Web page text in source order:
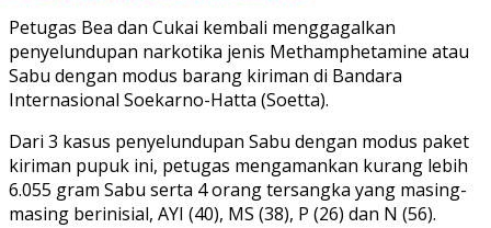
Petugas Bea dan Cukai kembali menggagalkan
penyelundupan narkotika jenis Methamphetamine atau
Sabu dengan modus barang kiriman di Bandara
Internasional Soekarno-Hatta (Soetta).
Dari 3 kasus penyelundupan Sabu dengan modus paket
kiriman pupuk ini, petugas mengamankan kurang lebih
6.055 gram Sabu serta 4 orang tersangka yang masing-
masing berinisial, AYI (40), MS (38), P (26) dan N (56).